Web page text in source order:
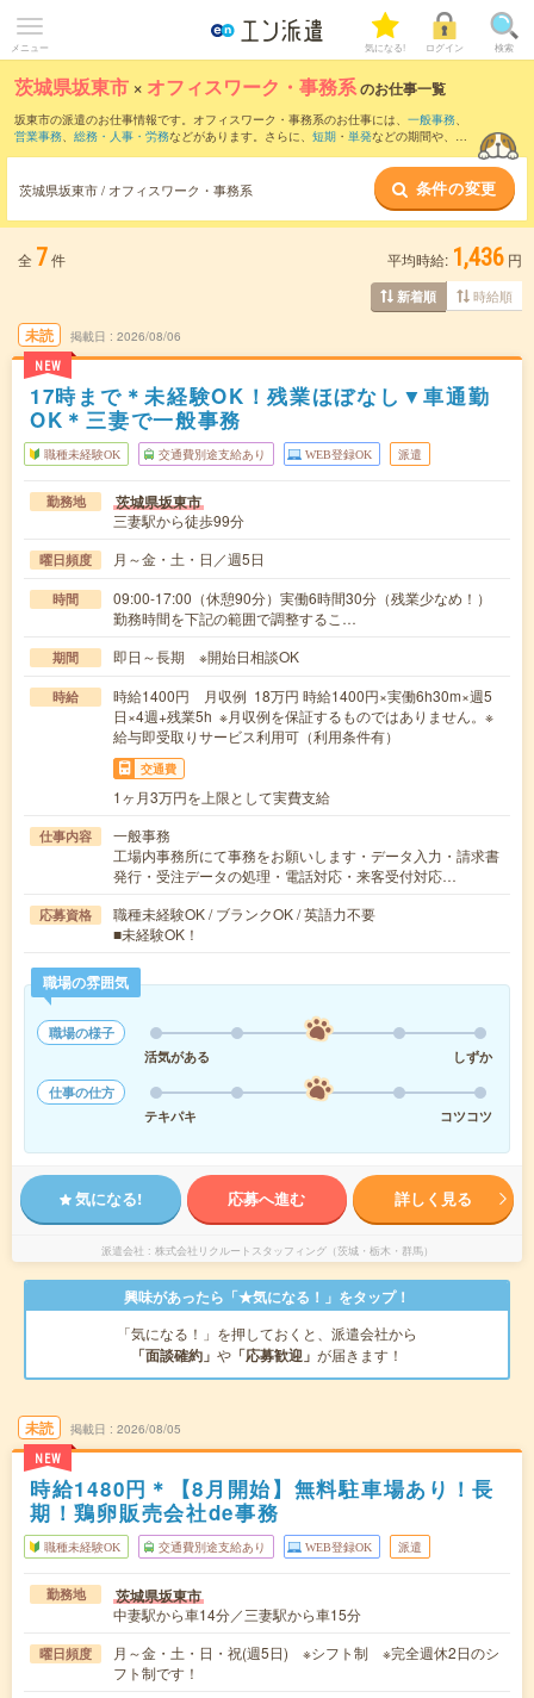
メニュー 気になる! ログイン 検索
茨城県坂東市 × オフィスワーク・事務系のお仕事一覧
坂東市の派遣のお仕事情報です。オフィスワーク・事務系のお仕事には、 一般事務、
営業事務、 総務・人事・労務などがあります。さらに、 短期 ・ 単発などの期間や、 職
茨城県坂東市 / オフィスワーク・事務系 条件の変更
全 7件 平均時給: 1,436 円
新着順 時給順
未読
NEW
掲載日 2026/08/06
17時まで＊未経験OK！残業ほぼなし▼車通勤
OK＊三妻で一般事務
職種未経験OK 交通費別途支給あり WEB登録OK 派遣
勤務地 茨城県坂東市
三妻駅から徒歩99分
曜日頻度 月～金・土・日／週5日
時間
09:00-17:00（休憩90分）実働6時間30分（残業少なめ！）
勤務時間を下記の範囲で調整するこ…
期間 即日～長期 ※開始日相談OK
時給
時給1400円 月収例 18万円 時給1400円×実働6h30m×週5
日×4週+残業5h ※月収例を保証するものではありません。※
給与即受取りサービス利用可（利用条件有）
交通費
1ヶ月3万円を上限として実費支給
仕事内容
一般事務
工場内事務所にて事務をお願いします・データ入力・請求書
発行・受注データの処理・電話対応・来客受付対応…
応募資格
職種未経験OK / ブランクOK / 英語力不要
■未経験OK！
職場の雰囲気
職場の様子
活気がある
しずか
仕事の仕方
テキパキ
コツコツ
気になる! 応募へ進む 詳しく見る
派遣会社 株式会社リクルートスタッフィング（茨城・栃木・群馬）
興味があったら「★気になる！」をタップ！
「気になる！」を押しておくと、派遣会社から
「面談確約」 や 「応募歓迎」 が届きます！
未読
NEW
掲載日 2026/08/05
時給1480円＊【8月開始】無料駐車場あり！長
期！鶏卵販売会社de事務
職種未経験OK 交通費別途支給あり WEB登録OK 派遣
勤務地 茨城県坂東市
中妻駅から車14分／三妻駅から車15分
曜日頻度
月～金・土・日・祝(週5日) ※シフト制 ※完全週休2日のシ
フト制です！